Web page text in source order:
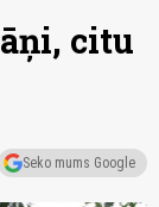
citu
Seko mums Google